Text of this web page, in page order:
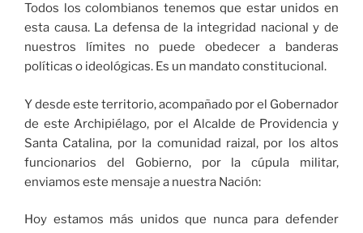
Todos los colombianos tenemos que estar unidos en
esta causa. La defensa de la integridad nacional y de
nuestros límites no puede obedecer a banderas
políticas o ideológicas. Es un mandato constitucional.
Y desde este territorio, acompañado por el Gobernador
de este Archipiélago, por el Alcalde de Providencia y
Santa Catalina, por la comunidad raizal, por los altos
funcionarios del Gobierno, por la cúpula militar,
enviamos este mensaje a nuestra Nación:
Hoy estamos más unidos que nunca para defender